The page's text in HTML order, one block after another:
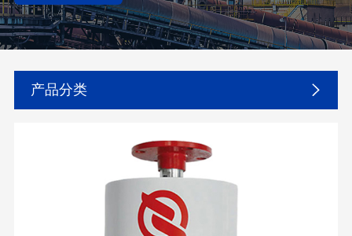
产品分类